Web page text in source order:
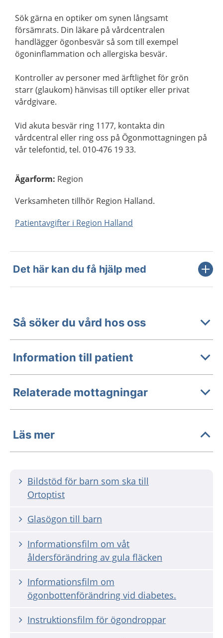
Sök gärna en optiker om synen långsamt
försämrats. Din läkare på vårdcentralen
handlägger ögonbesvär så som till exempel
ögoninflammation och allergiska besvär.
Kontroller av personer med ärftlighet för grön
starr (glaukom) hänvisas till optiker eller privat
vårdgivare.
Vid akuta besvär ring 1177, kontakta din
vårdcentral eller ring oss på Ögonmottagningen på
vår telefontid, tel. 010-476 19 33.
Ägarform: Region
Verksamheten tillhör Region Halland.
Patientavgifter i Region Halland
Det här kan du få hjälp med
Så söker du vård hos oss
Information till patient
Relaterade mottagningar
Läs mer
Bildstöd för barn som ska till
Ortoptist
Glasögon till barn
Informationsfilm om våt
åldersförändring av gula fläcken
Informationsfilm om
ögonbottenförändring vid diabetes.
Instruktionsfilm för ögondroppar